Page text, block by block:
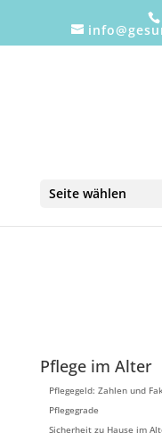
Seite wählen
Pflege im Alter
Pflegegeld: Zahlen und
Pflegegrade
Sicherheit zu Hause im